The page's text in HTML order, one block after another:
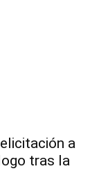
a
tras la